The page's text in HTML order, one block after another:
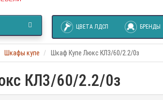
ЦВЕТА ЛДСП БРЕНДЫ
Шкафы купе Шкаф Купе Люкс КЛ3/60/2.2/0з
КЛ3/60/2.2/0з